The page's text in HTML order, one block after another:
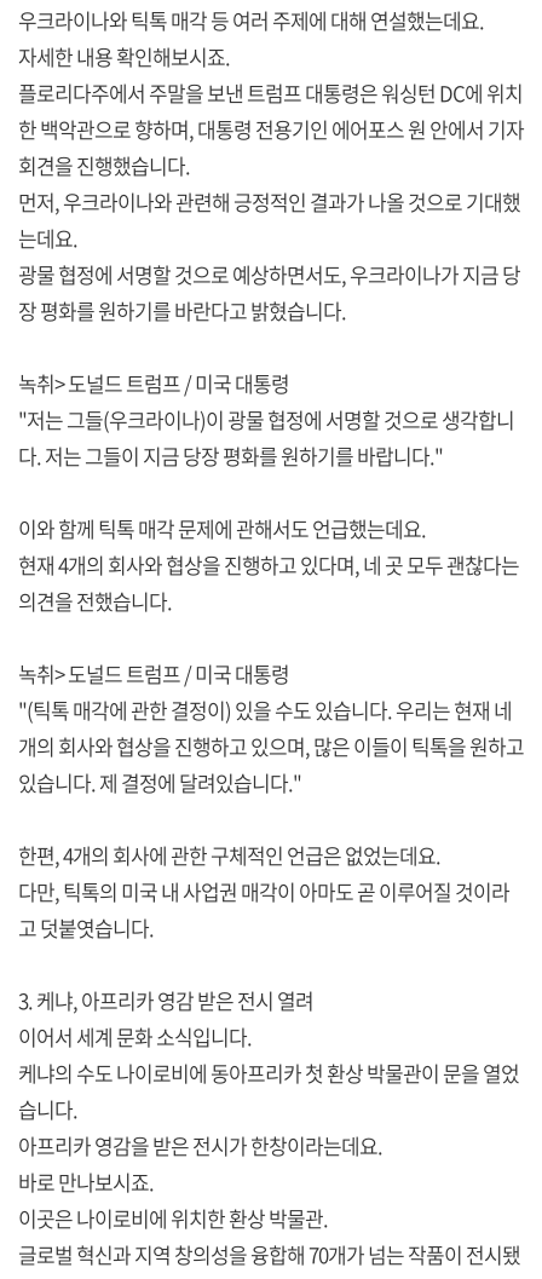
우크라이나와 틱톡 매각 등 여러 주제에 대해 연설했는데요.
자세한 내용 확인해보시죠.
플로리다주에서 주말을 보낸 트럼프 대통령은 워싱턴 DC에 위치
한 백악관으로 향하며, 대통령 전용기인 에어포스 원 안에서 기자
회견을 진행했습니다.
먼저, 우크라이나와 관련해 긍정적인 결과가 나올 것으로 기대했
는데요.
광물 협정에 서명할 것으로 예상하면서도, 우크라이나가 지금 당
장 평화를 원하기를 바란다고 밝혔습니다.
녹취> 도널드 트럼프 / 미국 대통령
"저는 그들(우크라이나)이 광물 협정에 서명할 것으로 생각합니
다. 저는 그들이 지금 당장 평화를 원하기를 바랍니다."
이와 함께 틱톡 매각 문제에 관해서도 언급했는데요.
현재 4개의 회사와 협상을 진행하고 있다며, 네 곳 모두 괜찮다는
의견을 전했습니다.
녹취> 도널드 트럼프 / 미국 대통령
"(틱톡 매각에 관한 결정이) 있을 수도 있습니다. 우리는 현재 네
개의 회사와 협상을 진행하고 있으며, 많은 이들이 틱톡을 원하고
있습니다. 제 결정에 달려있습니다."
한편, 4개의 회사에 관한 구체적인 언급은 없었는데요.
다만, 틱톡의 미국 내 사업권 매각이 아마도 곧 이루어질 것이라
고 덧붙엿습니다.
3. 케냐, 아프리카 영감 받은 전시 열려
이어서 세계 문화 소식입니다.
케냐의 수도 나이로비에 동아프리카 첫 환상 박물관이 문을 열었
습니다.
아프리카 영감을 받은 전시가 한창이라는데요.
바로 만나보시죠.
이곳은 나이로비에 위치한 환상 박물관.
글로벌 혁신과 지역 창의성을 융합해 70개가 넘는 작품이 전시됐